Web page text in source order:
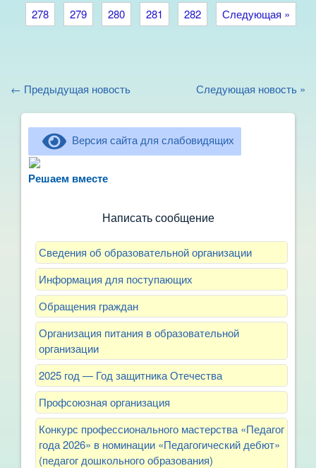
278 279 280 281 282 Следующая »
← Предыдущая новость Следующая новость »
Версия сайта для слабовидящих
Решаем вместерассказать о воспитателях? Знаете, как
Написать сообщение
Сведения об образовательной организации
Информация для поступающих
Обращения граждан
Организация питания в образовательной
организации
2025 год — Год защитника Отечества
Профсоюзная организация
Конкурс профессионального мастерства «Педагог
года 2026» в номинации «Педагогический дебют»
(педагог дошкольного образования)